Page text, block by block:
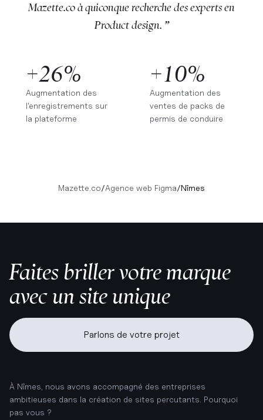
Mazette.co à quiconque recherche des experts en
Product design. ”
+26%
Augmentation des
l'enregistrements sur
la plateforme
+10%
Augmentation des
ventes de packs de
permis de conduire
Mazette.co/Agence web Figma/Nîmes
Faites briller votre marque
avec un site unique
Parlons de votre projet
À Nîmes, nous avons accompagné des entreprises
ambitieuses dans la création de sites percutants. Pourquoi
pas vous ?